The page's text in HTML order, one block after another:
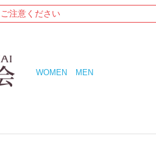
注意ください
WOMEN MEN